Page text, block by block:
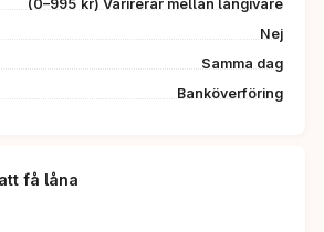
(0–995 kr) Varirerar mellan långivare
Nej
Samma dag
Banköverföring
få låna